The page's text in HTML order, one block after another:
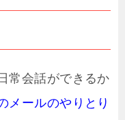
常会話ができるか
メールのやりとり